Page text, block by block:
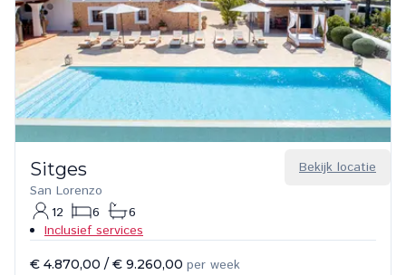
Bekijk locatie
Sitges
San Lorenzo
12
6
6
Inclusief services
€ 4.870,00 / € 9.260,00 per week